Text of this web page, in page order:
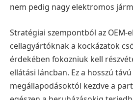
nem pedig nagy elektromos
Stratégiai szempontból az OEM-
cellagyártóknak a kockázatok
érdekében fokozniuk kell
ellátási láncban. Ez a hosszú
megállapodásoktól kezdve a